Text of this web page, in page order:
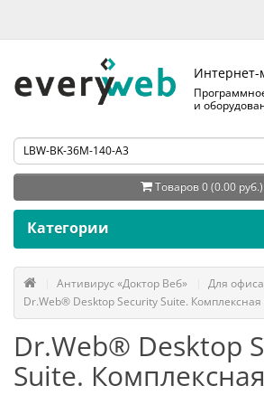
Интернет-
и
Товаров 0 (0.00 руб.)
Категории
Антивирус «Доктор Веб» Для офиса
Dr.Web® Desktop Security Suite.
Dr.Web® Desktop
Suite.